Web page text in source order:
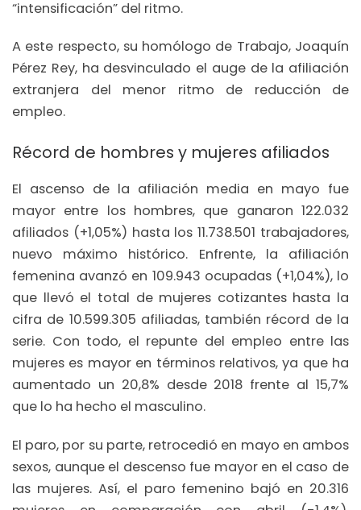
“intensificación” del ritmo.
A este respecto, su homólogo de Trabajo, Joaquín
Pérez Rey, ha desvinculado el auge de la afiliación
extranjera del menor ritmo de reducción de
empleo.
Récord de hombres y mujeres afiliados
El ascenso de la afiliación media en mayo fue
mayor entre los hombres, que ganaron 122.032
afiliados (+1,05%) hasta los 11.738.501 trabajadores,
nuevo máximo histórico. Enfrente, la afiliación
femenina avanzó en 109.943 ocupadas (+1,04%), lo
que llevó el total de mujeres cotizantes hasta la
cifra de 10.599.305 afiliadas, también récord de la
serie. Con todo, el repunte del empleo entre las
mujeres es mayor en términos relativos, ya que ha
aumentado un 20,8% desde 2018 frente al 15,7%
que lo ha hecho el masculino.
El paro, por su parte, retrocedió en mayo en ambos
sexos, aunque el descenso fue mayor en el caso de
las mujeres. Así, el paro femenino bajó en 20.316